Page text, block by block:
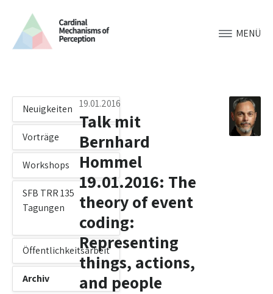
MENÜ
Neuigkeiten
Vorträge
Workshops
SFB TRR 135
Tagungen
Öffentlichkeitsarbeit
Archiv
19.01.2016
Talk mit
Bernhard
Hommel
19.01.2016: The
theory of event
coding:
Representing
things, actions,
and people